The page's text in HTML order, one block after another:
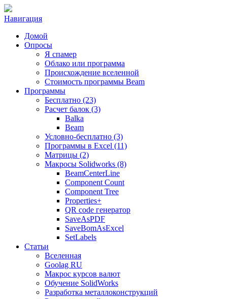
Навигация
Домой
Опросы
Я спамер
Облако или программа
Происхождение вселенной
Стоимость программы Beam
Программы
Бесплатно (23)
Расчет балок (3)
Balka
Beam
Условно-бесплатно (3)
Программы в Excel (11)
Матрицы (2)
Макросы Solidworks (8)
BeamCenterLine
Component Count
Component Tree
Properties+
QR code генератор
SaveAsPDF
SaveBomAsExcel
SetLabels
Статьи
Вселенная
Goolag RU
Макрос курсов валют
Обучение SolidWorks
Разработка металлоконструкций